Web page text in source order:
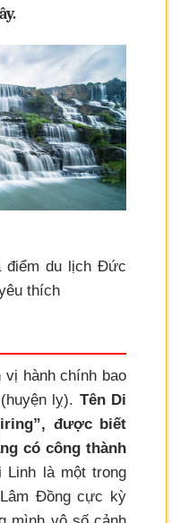
điểm du lịch Đức
thích
vị hành chính bao
lỵ). Tên Di
được biết
có công thành
Linh là một trong
Đồng cực kỳ